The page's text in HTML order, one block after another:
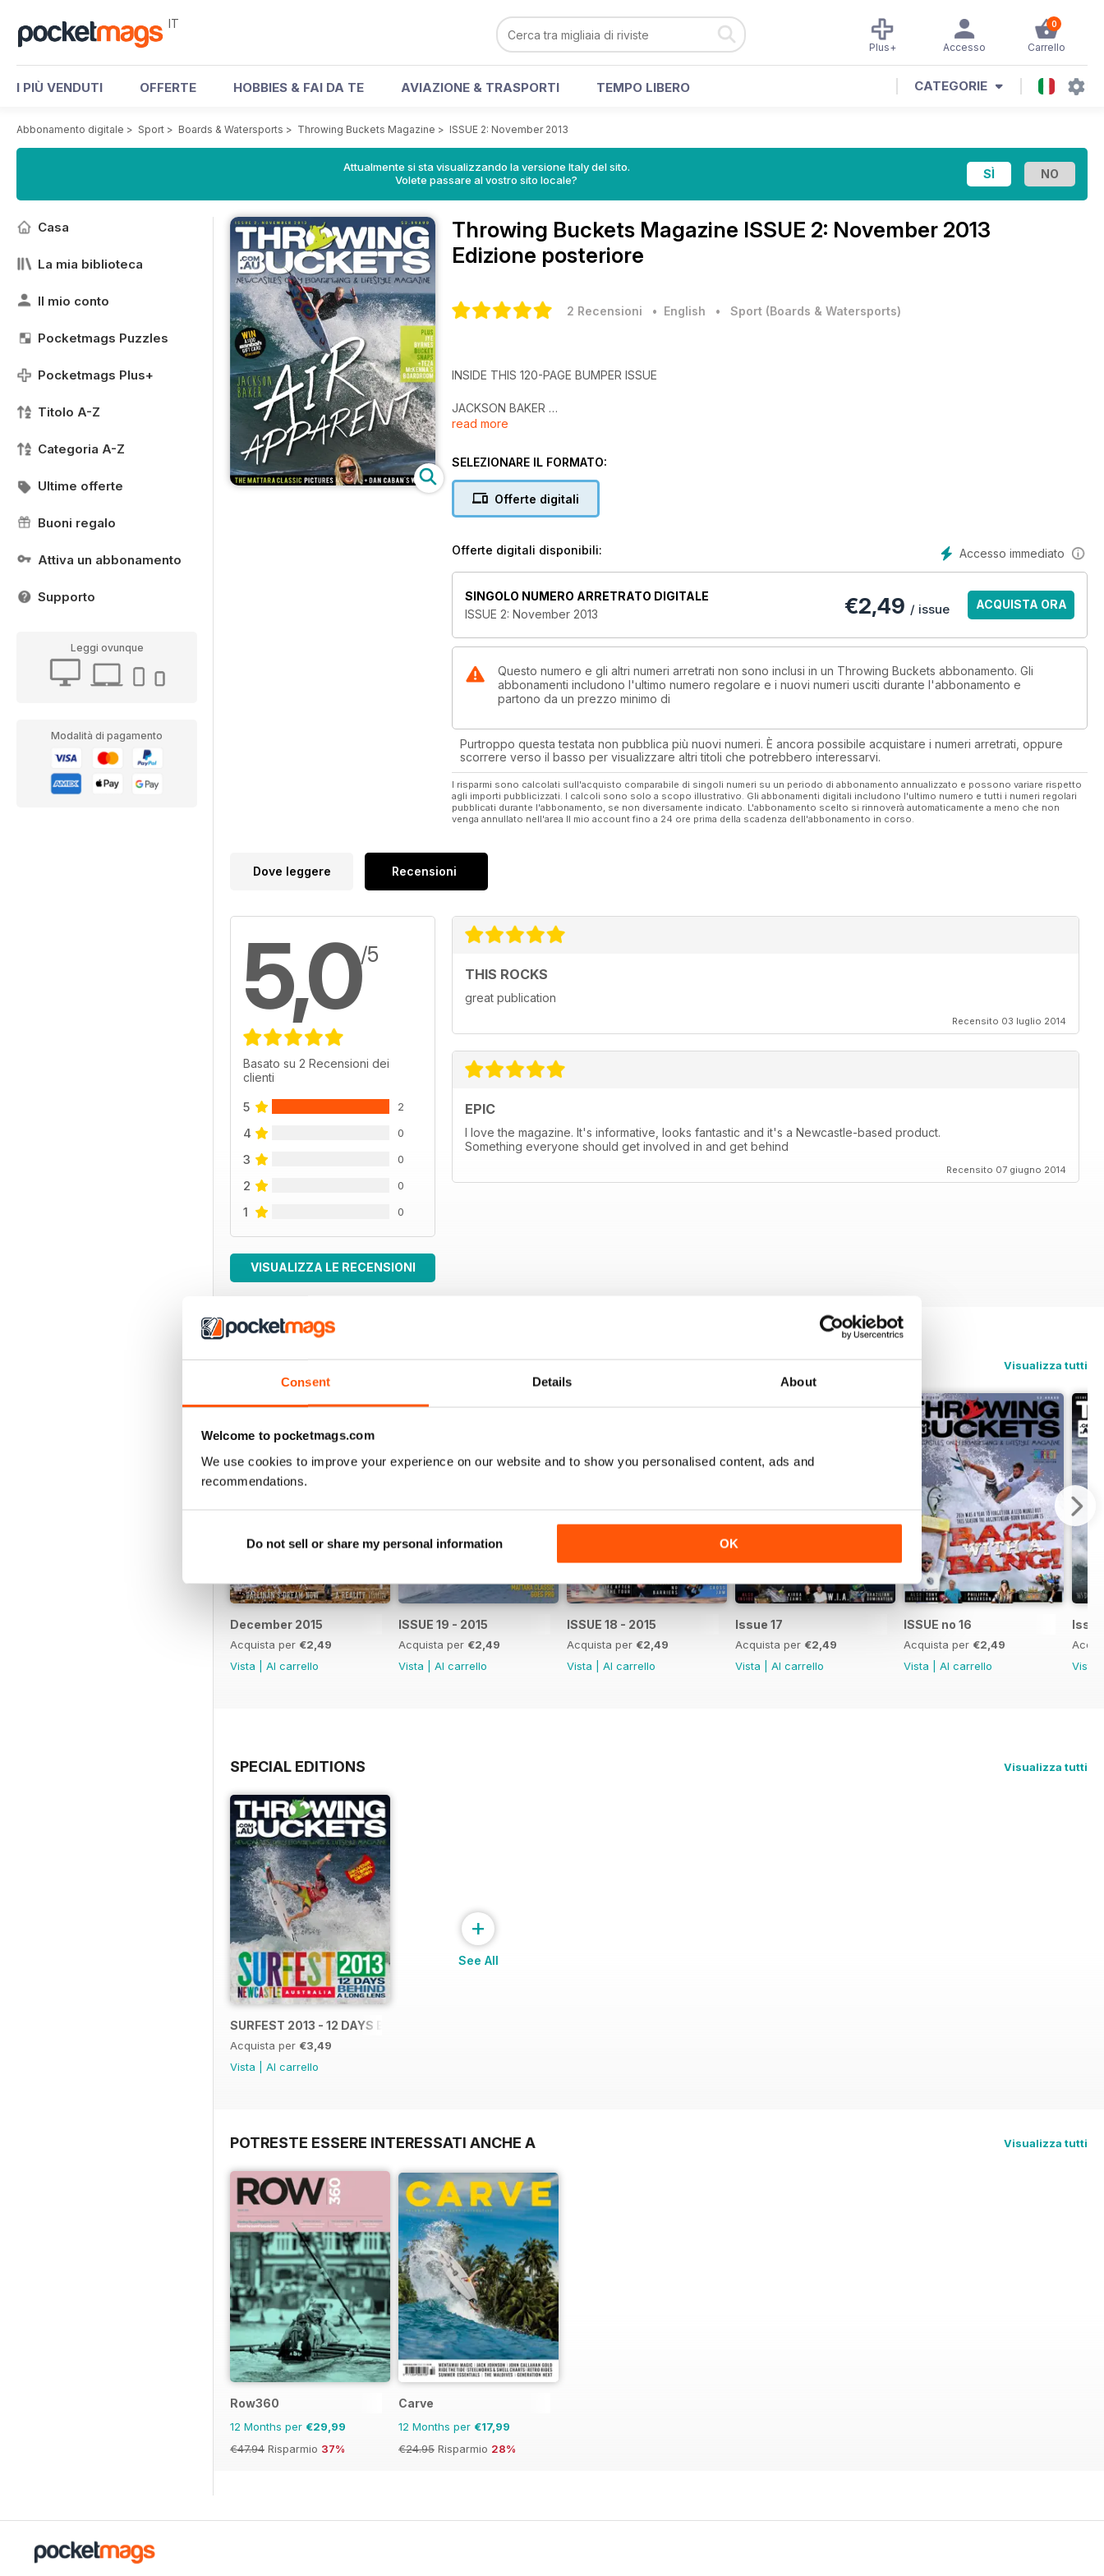
Consent Details About
Welcome to pocketmags.com
We use cookies to improve your experience on our website and to show you personalised content, ads and
recommendations.
Do not sell or share my personal information OK
IT 0
Carrello
Accesso
Plus+
I PIÙ VENDUTI OFFERTE HOBBIES & FAI DA TE AVIAZIONE & TRASPORTI TEMPO LIBERO CATEGORIE
Abbonamento digitale > Sport > Boards & Watersports > Throwing Buckets Magazine > ISSUE 2: November 2013
Attualmente si sta visualizzando la versione Italy del sito.
Volete passare al vostro sito locale?
Casa
La mia biblioteca
Il mio conto
Pocketmags Puzzles
Pocketmags Plus+
Titolo A-Z
Categoria A-Z
Ultime offerte
Buoni regalo
Attiva un abbonamento
Supporto
Leggi ovunque
Modalità di pagamento
Throwing Buckets Magazine ISSUE 2: November 2013
Edizione posteriore
2 Recensioni • English • Sport (Boards & Watersports)
INSIDE THIS 120-PAGE BUMPER ISSUE
JACKSON BAKER
JYE BYRNES
MATTARA CLASSIC
SANBAH-BILLABONG STORE OPENING
JETWAVES
ON SALE ON FRIDAY> NOVEMBER 28
Avalable in iTunes, google play, kindle fire & pocketmags.com - only $2.99
read more
SELEZIONARE IL FORMATO:
Offerte digitali
Accesso immediato
Offerte digitali disponibili:
SINGOLO NUMERO ARRETRATO DIGITALE
ISSUE 2: November 2013
€2,49 / issue ACQUISTA ORA
Questo numero e gli altri numeri arretrati non sono inclusi in un Throwing Buckets abbonamento. Gli
abbonamenti includono l'ultimo numero regolare e i nuovi numeri usciti durante l'abbonamento e
partono da un prezzo minimo di
Purtroppo questa testata non pubblica più nuovi numeri. È ancora possibile acquistare i numeri arretrati, oppure
scorrere verso il basso per visualizzare altri titoli che potrebbero interessarvi.
I risparmi sono calcolati sull'acquisto comparabile di singoli numeri su un periodo di abbonamento annualizzato e possono variare rispetto
agli importi pubblicizzati. I calcoli sono solo a scopo illustrativo. Gli abbonamenti digitali includono l'ultimo numero e tutti i numeri regolari
pubblicati durante l'abbonamento, se non diversamente indicato. L'abbonamento scelto si rinnoverà automaticamente a meno che non
venga annullato nell'area Il mio account fino a 24 ore prima della scadenza dell'abbonamento in corso.
Dove leggere Recensioni
5,0/5
Basato su 2 Recensioni dei
clienti
5 2
4 0
3 0
2 0
1 0
VISUALIZZA LE RECENSIONI
THIS ROCKS
great publication
Recensito 03 luglio 2014
EPIC
I love the magazine. It's informative, looks fantastic and it's a Newcastle-based product.
Something everyone should get involved in and get behind
Recensito 07 giugno 2014
EDIZIONI INDIETRO Visualizza tutti
December 2015
Acquista per €2,49
Vista
Al carrello
ISSUE 19 - 2015
Acquista per €2,49
Vista
Al carrello
ISSUE 18 - 2015
Acquista per €2,49
Vista
Al carrello
Issue 17
Acquista per €2,49
Vista
Al carrello
ISSUE no 16
Acquista per €2,49
Vista
Al carrello
Vista
SPECIAL EDITIONS Visualizza tutti
SURFEST 2013 - 12 DAYS BEHIND A LONG LENS
Acquista per €3,49
Vista
Al carrello
+
See All
POTRESTE ESSERE INTERESSATI ANCHE A Visualizza tutti
Row360
12 Months per €29,99
€47.94 Risparmio 37%
Carve
12 Months per €17,99
€24.95 Risparmio 28%